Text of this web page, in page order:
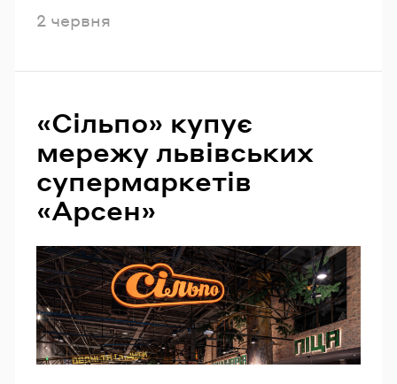
Опубліковано
2 червня
«Сільпо» купує
мережу львівських
супермаркетів
«Арсен»